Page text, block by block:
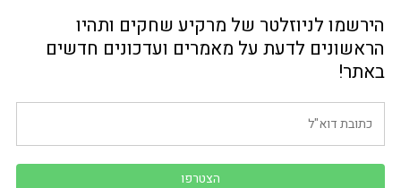
הירשמו לניוזלטר של מרקיע שחקים ותהיו
הראשונים לדעת על מאמרים ועדכונים חדשים
באתר!